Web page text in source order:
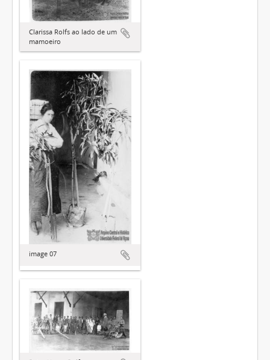
Clarissa Rolfs ao lado de um
mamoeiro
image 07